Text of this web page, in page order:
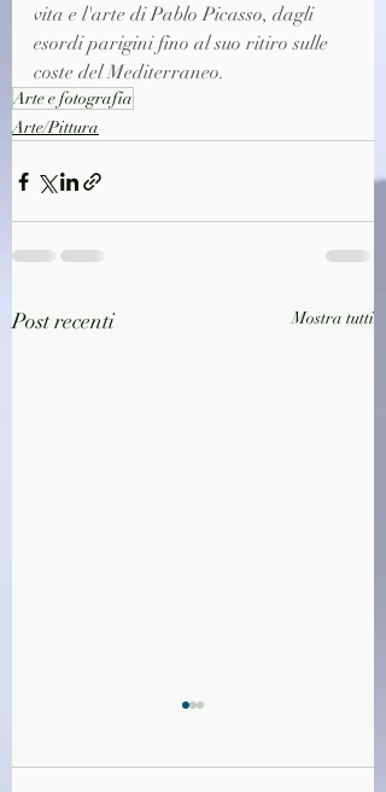
vita e l'arte di Pablo Picasso, dagli
esordi parigini fino al suo ritiro sulle
coste del Mediterraneo.
Arte e fotografia
Arte/Pittura
Post recenti Mostra tutti